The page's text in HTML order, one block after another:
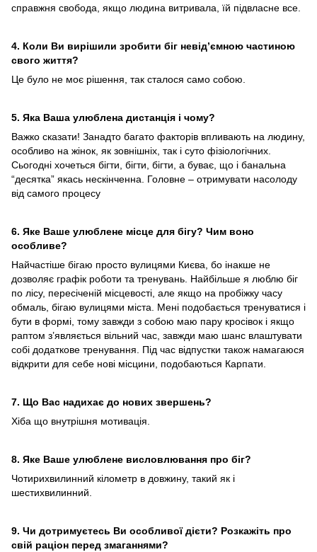
справжня свобода, якщо людина витривала, їй підвласне все.
4. Коли Ви вирішили зробити біг невід’ємною частиною
свого життя?
Це було не моє рішення, так сталося само собою.
5. Яка Ваша улюблена дистанція і чому?
Важко сказати! Занадто багато факторів впливають на людину,
особливо на жінок, як зовнішніх, так і суто фізіологічних.
Сьогодні хочеться бігти, бігти, бігти, а буває, що і банальна
“десятка” якась нескінченна. Головне – отримувати насолоду
від самого процесу
6. Яке Ваше улюблене місце для бігу? Чим воно
особливе?
Найчастіше бігаю просто вулицями Києва, бо інакше не
дозволяє графік роботи та тренувань. Найбільше я люблю біг
по лісу, пересіченій місцевості, але якщо на пробіжку часу
обмаль, бігаю вулицями міста. Мені подобається тренуватися і
бути в формі, тому завжди з собою маю пару кросівок і якщо
раптом з’являється вільний час, завжди маю шанс влаштувати
собі додаткове тренування. Під час відпустки також намагаюся
відкрити для себе нові місцини, подобаються Карпати.
7. Що Вас надихає до нових звершень?
Хіба що внутрішня мотивація.
8. Яке Ваше улюблене висловлювання про біг?
Чотирихвилинний кілометр в довжину, такий як і
шестихвилинний.
9. Чи дотримуєтесь Ви особливої дієти? Розкажіть про
свій раціон перед змаганнями?